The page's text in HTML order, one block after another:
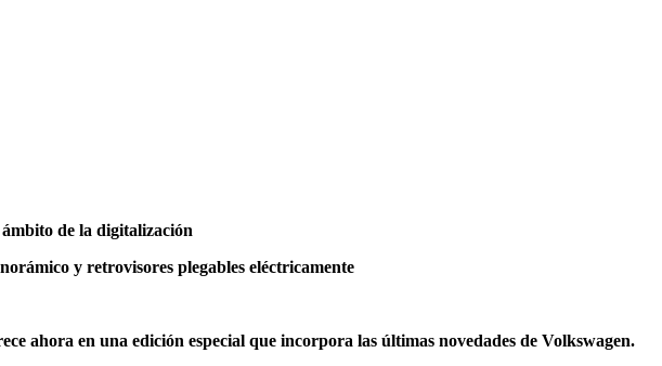
de la digitalización
y retrovisores plegables eléctricamente
ahora en una edición especial que incorpora las últimas novedades de Volkswagen.